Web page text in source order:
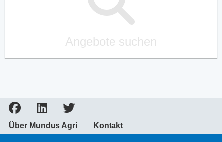
Angebote suchen
Über Mundus Agri Kontakt